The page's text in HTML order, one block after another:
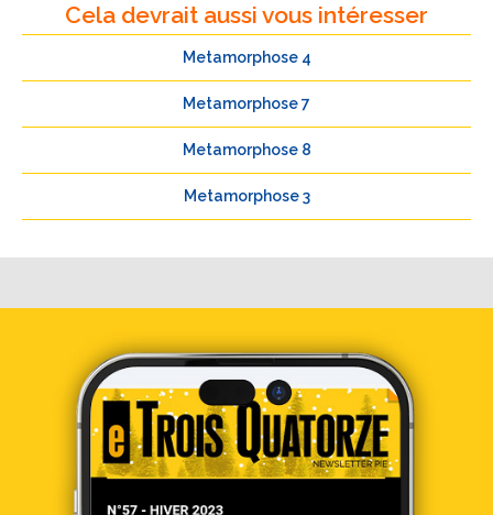
Cela devrait aussi vous intéresser
Metamorphose 4
Metamorphose 7
Metamorphose 8
Metamorphose 3